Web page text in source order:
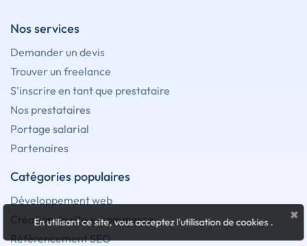
Nos services
Demander un devis
Trouver un freelance
S'inscrire en tant que prestataire
Nos prestataires
Portage salarial
Partenaires
Catégories populaires
Développement web
Création de site e-commerce
Référencement SEO
×
En utilisant ce site, vous acceptez l'utilisation de cookies.